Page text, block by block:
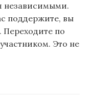
независимыми.
поддержите, вы
Переходите по
Это не